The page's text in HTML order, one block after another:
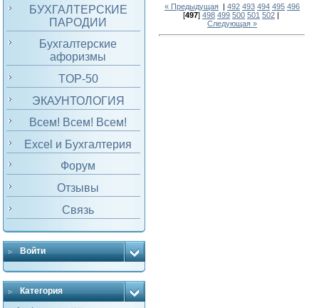
БУХГАЛТЕРСКИЕ
ПАРОДИИ
Бухгалтерские
афоризмы
TOP-50
ЭКАУНТОЛОГИЯ
Всем! Всем! Всем!
Excel и Бухгалтерия
Форум
Отзывы
Связь
Войти
Категория
« Предыдущая| 492 493 494 495 496
[497] 498 499 500 501 502|
Следующая »